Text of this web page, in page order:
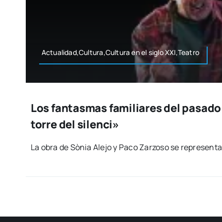
Actualidad,Cultura,Cultura en el siglo XXI,Teatro
Los fantasmas familiares del
torre del silenci»
La obra de Sònia Ale­jo y Paco Zar­zo­so se